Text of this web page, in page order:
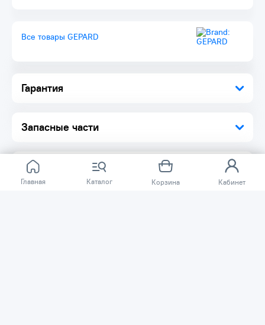
Главная Каталог Корзина Кабинет
Гарантия
Запасные части
Все товары GEPARD